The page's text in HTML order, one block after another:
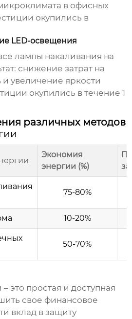
в офисных
окупились в
LED-освещения
лампы накаливания на
снижение затрат на
увеличение яркости
окупились в течение 1
различных методов
Экономия
энергии (%)
75-80%
10-20%
50-70%
– это простая и доступная
свое финансовое
вклад в защиту